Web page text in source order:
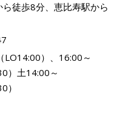
徒歩8分、恵比寿駅から
LO14:00）、16:00～
）土14:00～
）